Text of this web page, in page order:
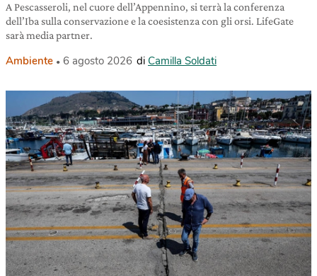
A Pescasseroli, nel cuore dell’Appennino, si terrà la conferenza
dell’Iba sulla conservazione e la coesistenza con gli orsi. LifeGate
sarà media partner.
Ambiente 6 agosto 2026 di Camilla Soldati